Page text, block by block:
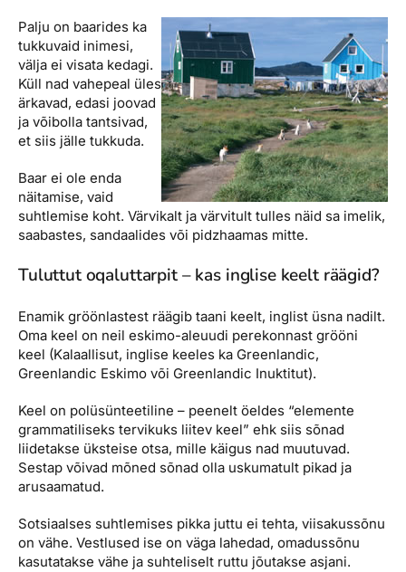
Palju on baarides ka
tukkuvaid inimesi,
välja ei visata kedagi.
Küll nad vahepeal üles
ärkavad, edasi joovad
ja võibolla tantsivad,
et siis jälle tukkuda.
Baar ei ole enda
näitamise, vaid
suhtlemise koht. Värvikalt ja värvitult tulles näid sa imelik,
saabastes, sandaalides või pidzhaamas mitte.
Tuluttut oqaluttarpit – kas inglise keelt räägid?
Enamik gröönlastest räägib taani keelt, inglist üsna nadilt.
Oma keel on neil eskimo-aleuudi perekonnast grööni
keel (Kalaallisut, inglise keeles ka Greenlandic,
Greenlandic Eskimo või Greenlandic Inuktitut).
Keel on polüsünteetiline – peenelt öeldes “elemente
grammatiliseks tervikuks liitev keel” ehk siis sõnad
liidetakse üksteise otsa, mille käigus nad muutuvad.
Sestap võivad mõned sõnad olla uskumatult pikad ja
arusaamatud.
Sotsiaalses suhtlemises pikka juttu ei tehta, viisakussõnu
on vähe. Vestlused ise on väga lahedad, omadussõnu
kasutatakse vähe ja suhteliselt ruttu jõutakse asjani.